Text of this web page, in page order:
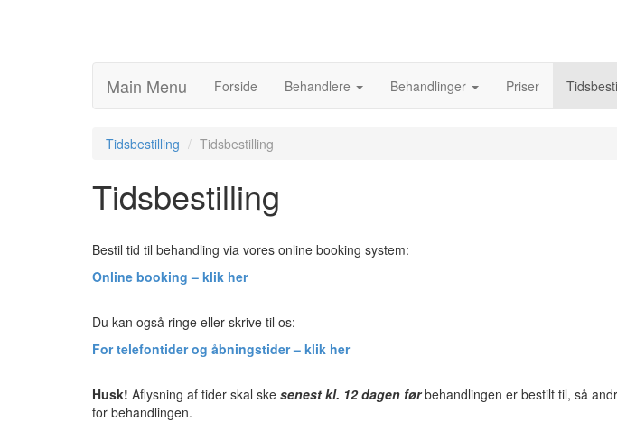
Main Menu Forside Behandlere Behandlinger Priser
Tidsbestilling Tidsbestilling
Tidsbestilling
Bestil tid til behandling via vores online booking system:
Online booking – klik her
Du kan også ringe eller skrive til os:
For telefontider og åbningstider – klik her
Husk! Aflysning af tider skal ske senest kl. 12 dagen førbehandlingen er bestilt til, så
for behandlingen.